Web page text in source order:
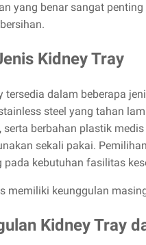
yang benar sangat
Kidney Tray
tersedia dalam beberapa
steel yang tahan
serta berbahan plastik
sekali pakai.
pada kebutuhan fasilitas
memiliki keunggulan
Kidney Tray